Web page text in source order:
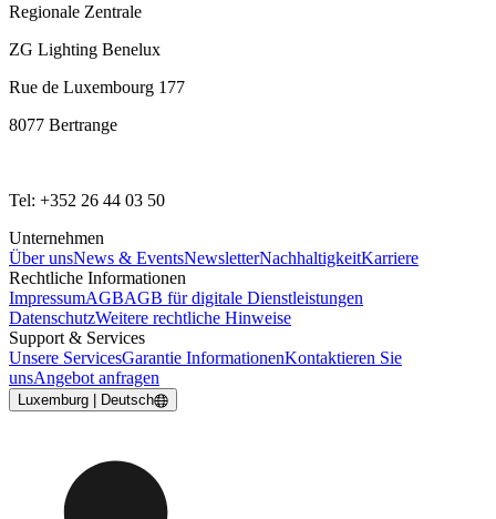
Regionale Zentrale
ZG Lighting Benelux
Rue de Luxembourg 177
8077 Bertrange
Tel: +352 26 44 03 50
Unternehmen
Über unsNews & EventsNewsletterNachhaltigkeitKarriere
Rechtliche Informationen
ImpressumAGBAGB für digitale Dienstleistungen
DatenschutzWeitere rechtliche Hinweise
Support & Services
Unsere ServicesGarantie InformationenKontaktieren Sie
unsAngebot anfragen
Luxemburg | Deutsch